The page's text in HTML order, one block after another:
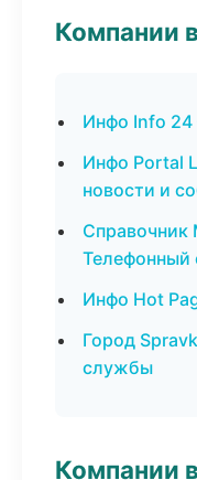
Компании
Инфо Info
Инфо Portal
новости и
Справочник
Телефонный
Инфо Hot
Город
службы
Компании